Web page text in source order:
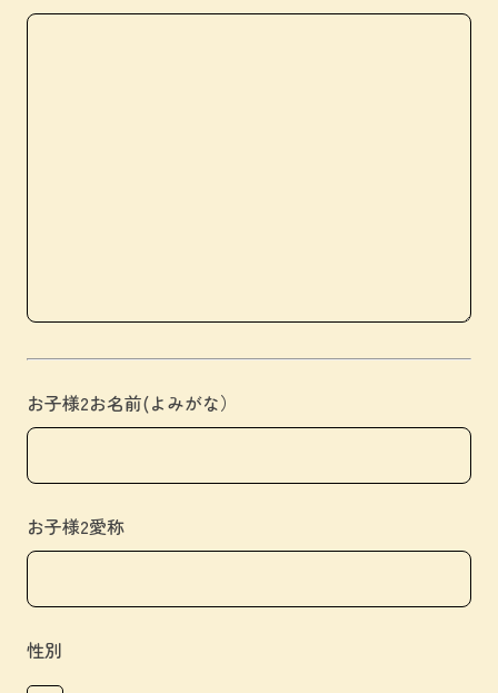
お子様2お名前(よみがな）
お子様2愛称
性別